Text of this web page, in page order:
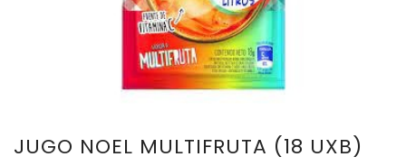
JUGO NOEL MULTIFRUTA (18 UXB)